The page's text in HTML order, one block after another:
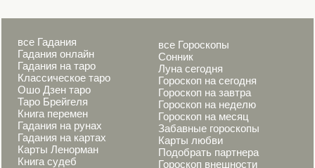
все Гадания
Гадания онлайн
Гадания на таро
Классическое таро
Ошо Дзен таро
Таро Брейгеля
Книга перемен
Гадания на рунах
Гадания на картах
Карты Ленорман
Книга судеб
все Гороскопы
Сонник
Луна сегодня
Гороскоп на сегодня
Гороскоп на завтра
Гороскоп на неделю
Гороскоп на месяц
Забавные гороскопы
Карты любви
Подобрать партнера
Гороскоп внешности